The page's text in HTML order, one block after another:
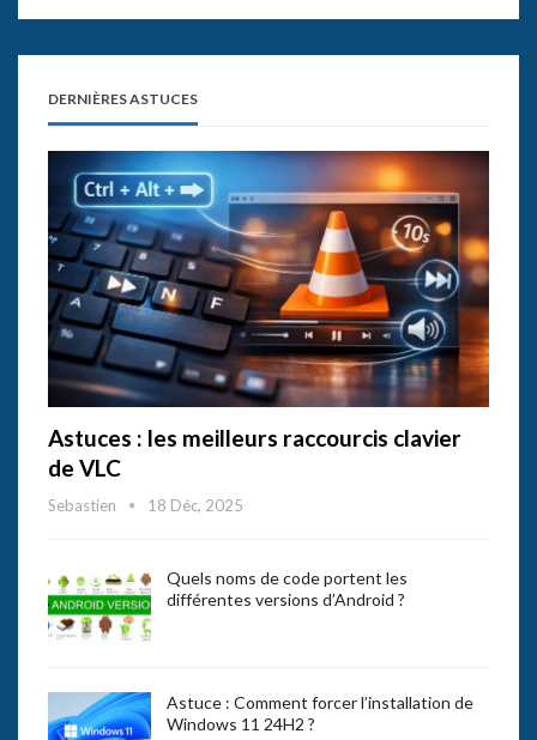
DERNIÈRES ASTUCES
Astuces : les meilleurs raccourcis clavier
de VLC
Sebastien 18 Déc, 2025
Quels noms de code portent les
différentes versions d’Android ?
Astuce : Comment forcer l’installation de
Windows 11 24H2 ?